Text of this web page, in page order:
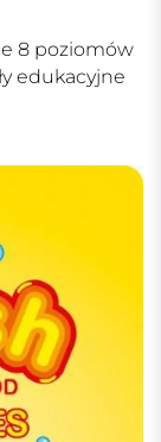
8 poziomów
edukacyjne